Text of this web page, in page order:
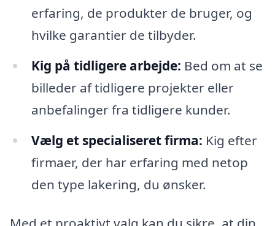
erfaring, de produkter de bruger, og
hvilke garantier de tilbyder.
Kig på tidligere arbejde: Bed om at se
billeder af tidligere projekter eller
anbefalinger fra tidligere kunder.
Vælg et specialiseret firma: Kig efter
firmaer, der har erfaring med netop
den type lakering, du ønsker.